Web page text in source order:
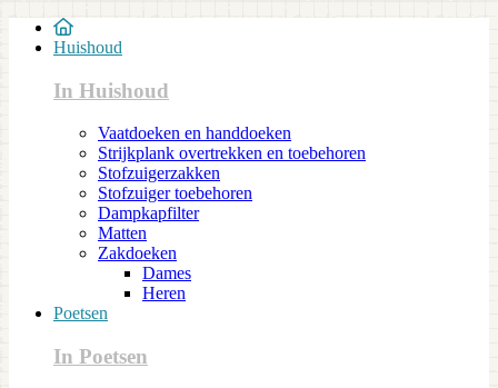
Huishoud
In Huishoud
Vaatdoeken en handdoeken
Strijkplank overtrekken en toebehoren
Stofzuigerzakken
Stofzuiger toebehoren
Dampkapfilter
Matten
Zakdoeken
Dames
Heren
Poetsen
In Poetsen